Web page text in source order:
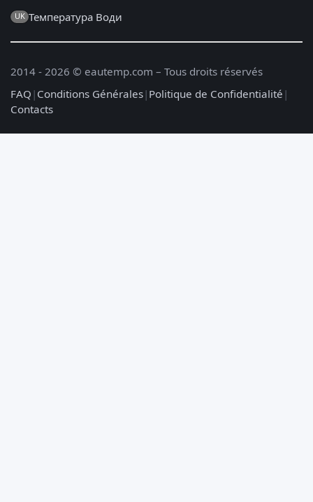
UK Температура Води
2014 - 2026 © eautemp.com – Tous droits réservés
FAQ | Conditions Générales| Politique de Confidentialité |
Contacts